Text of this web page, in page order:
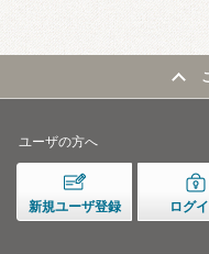
ユーザの方へ
新規ユーザ登録 ログ